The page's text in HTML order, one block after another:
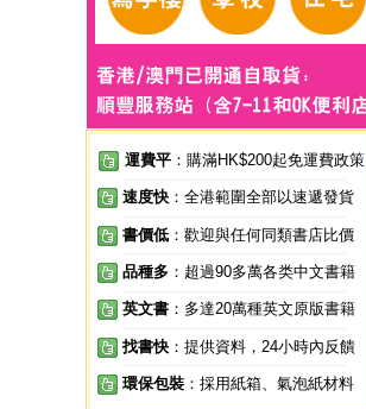
運費平 ：購滿HK$200起免運費政策
速度快 ：全港範圍全部以速遞發貨
書價低 ：歡迎與任何同類書店比價
品種多 ：超過90多萬各类中文書籍
英文書 ：多達20萬種英文原版書籍
找書快 ：提供資料，24小時內反饋
環保包裝 ：採用紙箱、氣泡紙材料